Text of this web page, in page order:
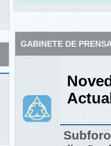
GABINETE DE